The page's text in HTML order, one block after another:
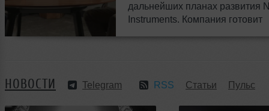
дальнейших планах развития
Instruments. Компания готовит
НОВОСТИ Telegram RSS Статьи Пульс